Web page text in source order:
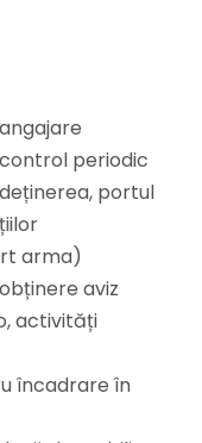
periodic
portul
arma)
aviz
activități
încadrare în